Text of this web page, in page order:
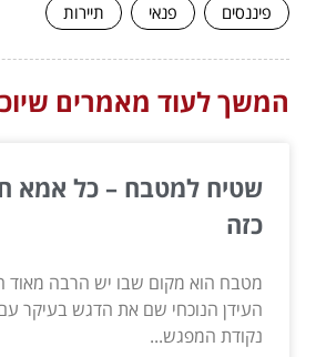
פיננסים פנאי תיירות
המשך לעוד מאמרים
שטיח למטבח – כל אמא
כזה
מטבח הוא מקום שבו יש הרבה מאוד
העידן הנוכחי שם את הדגש בעיקר
נקודת המפגש...